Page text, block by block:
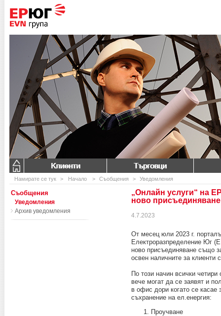
Клиенти Търговци
Намирате се тук > Начало > Съобщения > Уведомления
„Онлайн услуги“ на
ново
4.7.2023
От месец юли 2023 г.
Електроразпределение Юг
ново присъединяване също
освен наличните за клиенти
По този начин всички
вече могат да се заявят и
в офис дори когато се касае
съхранение на ел.енергия:
Проучване
Съобщения
Уведомления
Архив уведомления